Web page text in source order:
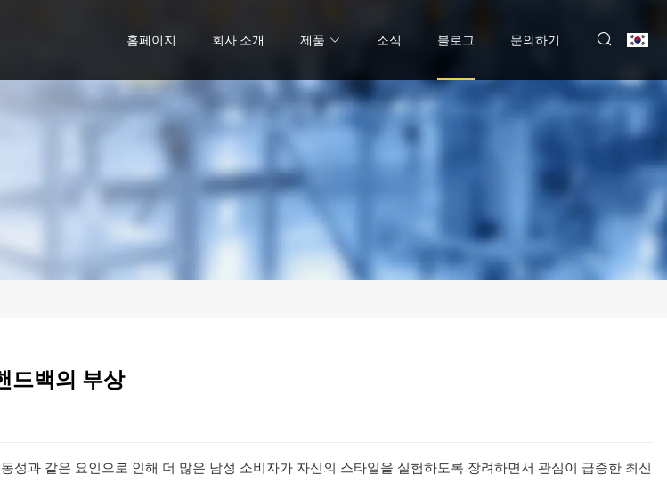
홈페이지 회사 소개 제품 소식 블로그 문의하기
드백의 부상
성과 같은 요인으로 인해 더 많은 남성 소비자가 자신의 스타일을 실험하도록 장려하면서 관심이 급증한 최신